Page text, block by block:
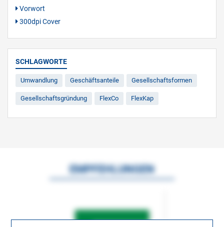
Vorwort
300dpi Cover
SCHLAGWORTE
Umwandlung Geschäftsanteile Gesellschaftsformen
Gesellschaftsgründung FlexCo FlexKap
EMPFEHLUNGEN